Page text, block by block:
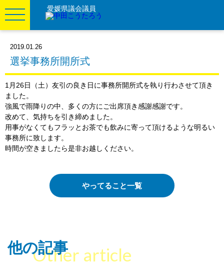
愛媛県議会議員
2019.01.26
選挙事務所開所式
1月26日（土）友引の良き日に事務所開所式を執り行わさせて頂き
ました。
強風で雨降りの中、多くの方にご出席頂き感謝感謝です。
改めて、気持ちを引き締めました。
用事がなくてもフラッとお茶でも飲みに寄って頂けるような明るい
事務所に致します。
時間が空きましたら是非お越しください。
やってること一覧
他の記事
Other article